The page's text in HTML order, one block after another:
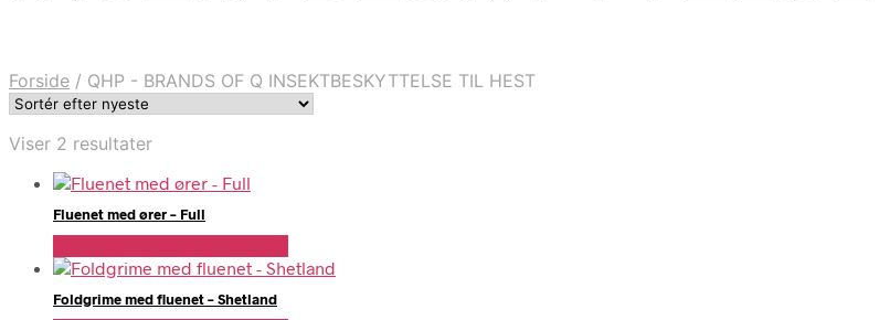
Forside / QHP - BRANDS OF Q INSEKTBESKYTTELSE TIL HEST
Viser 2 resultaterSorteret
seneste
Fluenet med ører – Full
Foldgrime med fluenet – Shetland